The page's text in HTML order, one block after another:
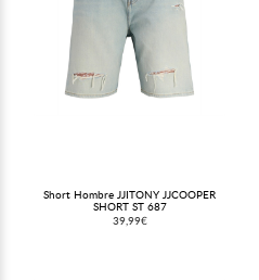
Short Hombre JJITONY JJCOOPER
SHORT ST 687
39,99€